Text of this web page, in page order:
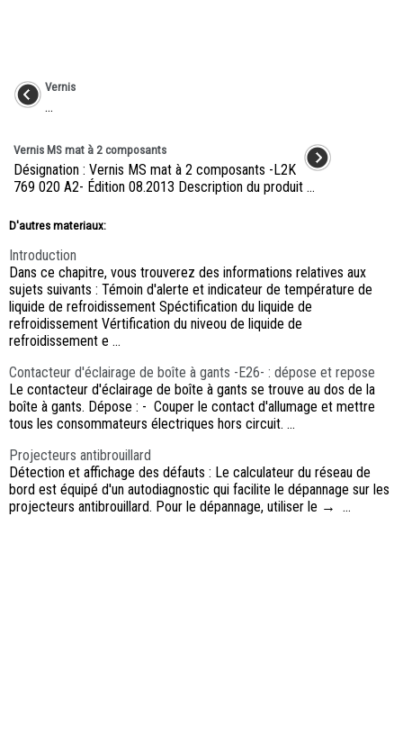
Vernis
...
Vernis MS mat à 2 composants
Désignation : Vernis MS mat à 2 composants -L2K
769 020 A2- Édition 08.2013 Description du produit ...
D'autres materiaux:
Introduction
Dans ce chapitre, vous trouverez des informations relatives aux
sujets suivants : Témoin d'alerte et indicateur de température de
liquide de refroidissement Spéctification du liquide de
refroidissement Vértification du niveou de liquide de
refroidissement e ...
Contacteur d'éclairage de boîte à gants -E26- : dépose et repose
Le contacteur d'éclairage de boîte à gants se trouve au dos de la
boîte à gants. Dépose : - Couper le contact d'allumage et mettre
tous les consommateurs électriques hors circuit. ...
Projecteurs antibrouillard
Détection et affichage des défauts : Le calculateur du réseau de
bord est équipé d'un autodiagnostic qui facilite le dépannage sur les
projecteurs antibrouillard. Pour le dépannage, utiliser le → ...